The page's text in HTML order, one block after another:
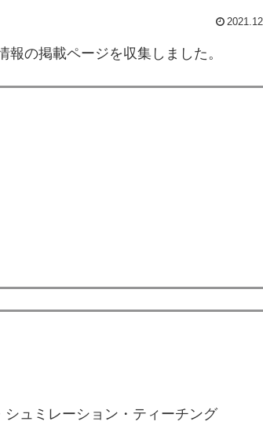
の掲載ページを収集しました。
シュミレーション・ティーチング